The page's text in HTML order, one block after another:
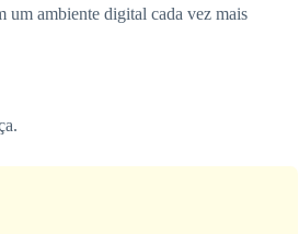
um ambiente digital cada vez mais